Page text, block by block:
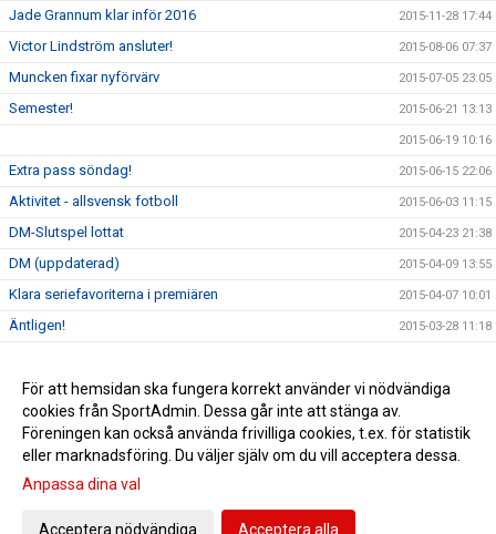
Jade Grannum klar inför 2016 2015-11-28 17:44
Victor Lindström ansluter! 2015-08-06 07:37
Muncken fixar nyförvärv 2015-07-05 23:05
Semester! 2015-06-21 13:13
2015-06-19 10:16
Extra pass söndag! 2015-06-15 22:06
Aktivitet - allsvensk fotboll 2015-06-03 11:15
DM-Slutspel lottat 2015-04-23 21:38
DM (uppdaterad) 2015-04-09 13:55
Klara seriefavoriterna i premiären 2015-04-07 10:01
Äntligen! 2015-03-28 11:18
Familjen Körseus har fått tillökning... 2015-03-12 13:33
Kvartsfinal i Malmömästerskapet 2015-03-12 13:32
Gå till Webbversion
För att hemsidan ska fungera korrekt använder vi nödvändiga
cookies från SportAdmin. Dessa går inte att stänga av.
Föreningen kan också använda frivilliga cookies, t.ex. för statistik
eller marknadsföring. Du väljer själv om du vill acceptera dessa.
Anpassa dina val
Acceptera nödvändiga Acceptera alla